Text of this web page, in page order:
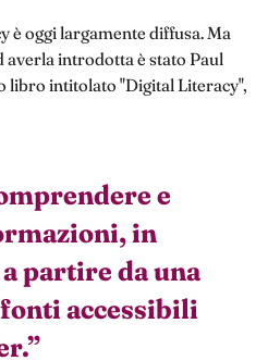
è oggi largamente diffusa. Ma
averla introdotta è stato Paul
libro intitolato "Digital Literacy",
e
in
partire da una
accessibili
”